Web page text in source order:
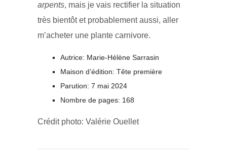
arpents, mais je vais rectifier la situation
très bientôt et probablement aussi, aller
m’acheter une plante carnivore.
Autrice: Marie-Hélène Sarrasin
Maison d’édition: Tête première
Parution: 7 mai 2024
Nombre de pages: 168
Crédit photo: Valérie Ouellet